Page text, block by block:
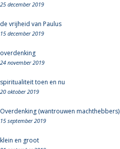
25 december 2019
de vrijheid van Paulus
15 december 2019
overdenking
24 november 2019
spiritualiteit toen en nu
20 oktober 2019
Overdenking (wantrouwen machthebbers)
15 september 2019
klein en groot